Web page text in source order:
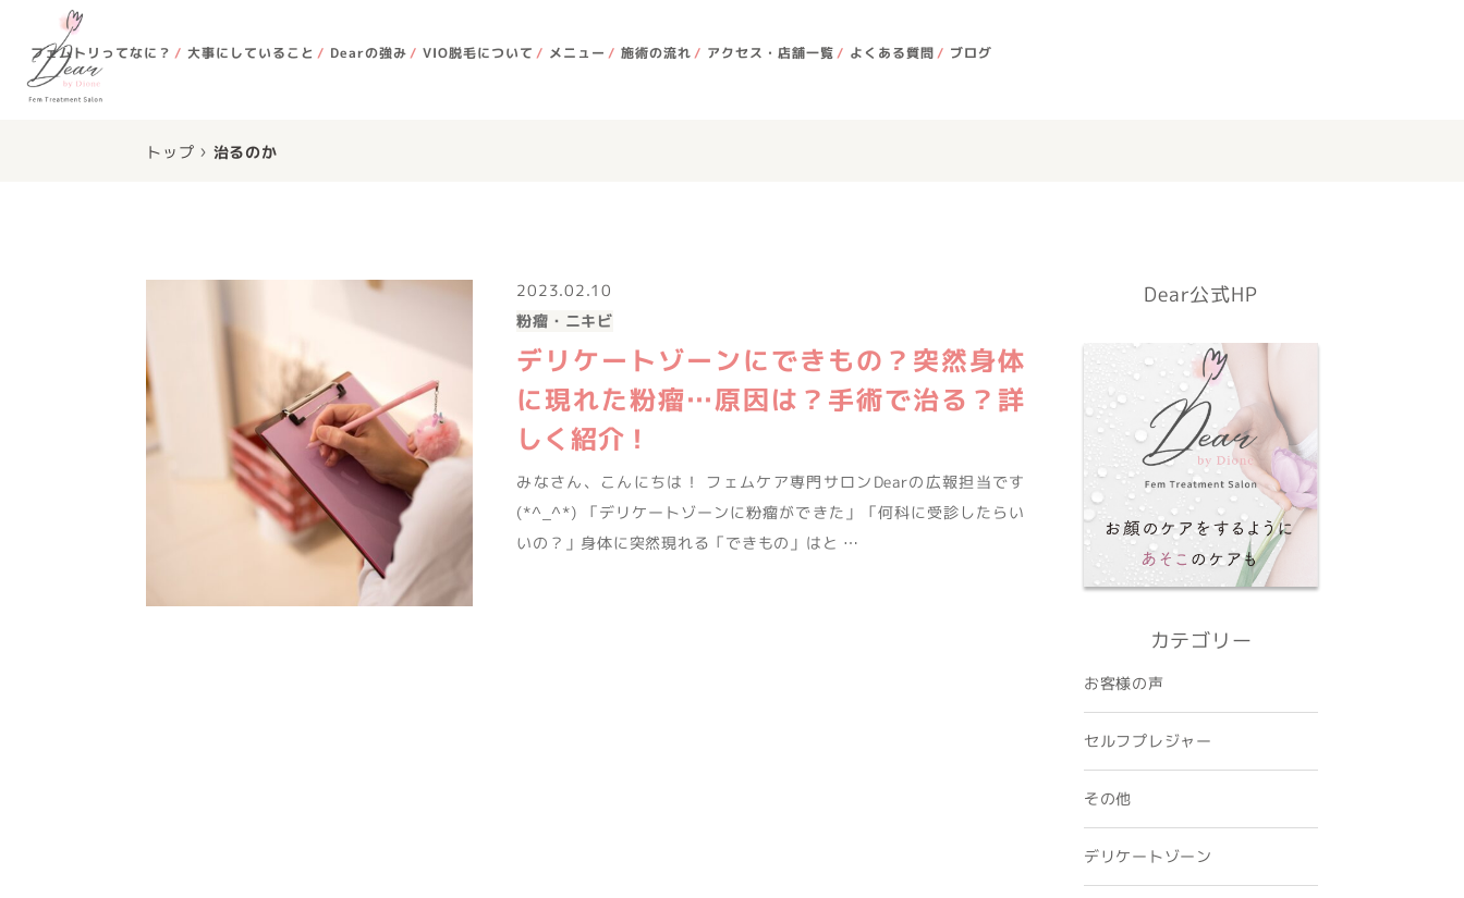
フェムトリってなに？ 大事にしていること Dearの強み VIO脱毛について メニュー 施術の流れ アクセス・店舗一覧 よくある質問 ブログ
トップ › 治るのか
2023.02.10
粉瘤・ニキビ
デリケートゾーンにできもの？突然身体
に現れた粉瘤…原因は？手術で治る？詳
しく紹介！
みなさん、こんにちは！ フェムケア専門サロンDearの広報担当です
(*^_^*) 「デリケートゾーンに粉瘤ができた」「何科に受診したらい
いの？」身体に突然現れる「できもの」はと …
Dear公式HP
カテゴリー
お客様の声
セルフプレジャー
その他
デリケートゾーン